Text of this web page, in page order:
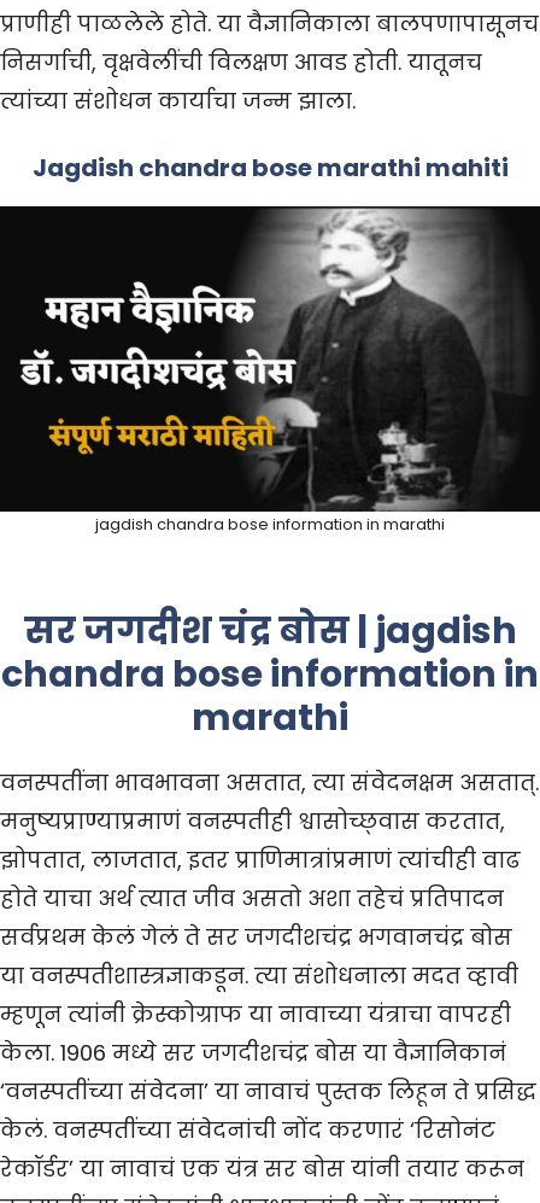
प्राणीही पाळलेले होते. या वैज्ञानिकाला बालपणापासूनच
निसर्गाची, वृक्षवेलींची विलक्षण आवड होती. यातूनच
त्यांच्या संशोधन कार्याचा जन्म झाला.
Jagdish chandra bose marathi mahiti
jagdish chandra bose information in marathi
सर जगदीश चंद्र बोस | jagdish
chandra bose information in
marathi
वनस्पतींना भावभावना असतात, त्या संवेदनक्षम असतात्.
मनुष्यप्राण्याप्रमाणं वनस्पतीही श्वासोच्छ्‌वास करतात,
झोपतात, लाजतात, इतर प्राणिमात्रांप्रमाणं त्यांचीही वाढ
होते याचा अर्थ त्यात जीव असतो अशा तहेचं प्रतिपादन
सर्वप्रथम केलं गेलं ते सर जगदीशचंद्र भगवानचंद्र बोस
या वनस्पतीशास्त्रज्ञाकडून. त्या संशोधनाला मदत व्हावी
म्हणून त्यांनी क्रेस्कोग्राफ या नावाच्या यंत्राचा वापरही
केला. 1906 मध्ये सर जगदीशचंद्र बोस या वैज्ञानिकानं
‘वनस्पतींच्या संवेदना’ या नावाचं पुस्तक लिहून ते प्रसिद्ध
केलं. वनस्पतींच्या संवेदनांची नोंद करणारं ‘रिसोनंट
रेकॉर्डर’ या नावाचं एक यंत्र सर बोस यांनी तयार करून